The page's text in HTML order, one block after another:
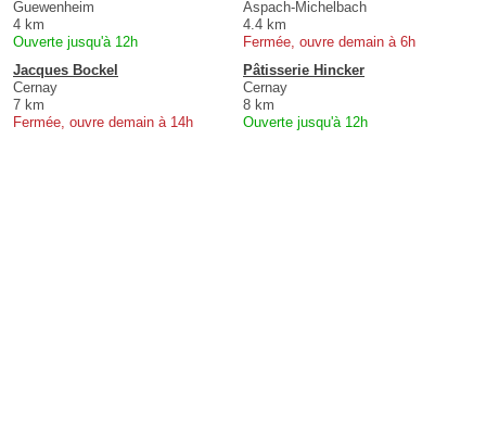
Guewenheim
4 km
Ouverte jusqu'à 12h
Aspach-Michelbach
4.4 km
Fermée, ouvre demain à 6h
Jacques Bockel
Cernay
7 km
Fermée, ouvre demain à 14h
Pâtisserie Hincker
Cernay
8 km
Ouverte jusqu'à 12h